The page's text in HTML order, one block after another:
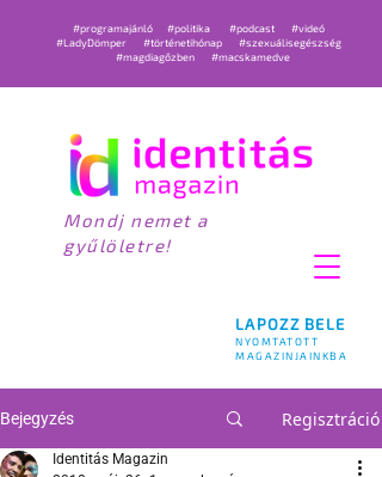
LAPOZZ BELE
NYOMTATOTT
MAGAZINJAINKBA
#programajánló #politika #podcast
#videó
#LadyDömper
#történetihónap
#szexuálisegészség
#magdiagőzben
#macskamedve
Mondj nemet a
gyűlöletre!
Bejegyzés Regisztráció
Identitás Magazin